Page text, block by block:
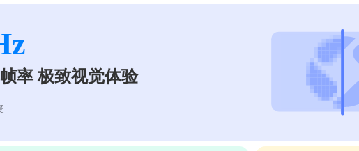
率 极致视觉体验